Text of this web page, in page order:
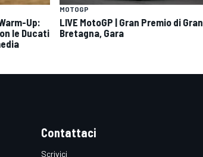
Up:
le Ducati
MOTOGP
LIVE MotoGP | Gran Premio di Gran
Bretagna, Gara
Contattaci
Scrivici